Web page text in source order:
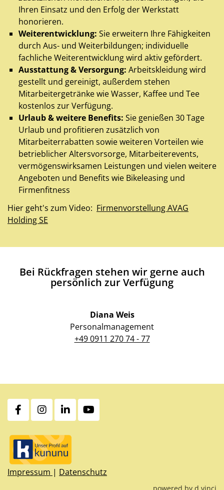
Ihren Einsatz und den Erfolg der Werkstatt
honorieren.
Weiterentwicklung: Sie erweitern Ihre Fähigkeiten
durch Aus- und Weiterbildungen; individuelle
fachliche Weiterentwicklung wird aktiv gefördert.
Ausstattung & Versorgung: Arbeitskleidung wird
gestellt und gereinigt, außerdem stehen
Mitarbeitergetränke wie Wasser, Kaffee und Tee
kostenlos zur Verfügung.
Urlaub & weitere Benefits: Sie genießen 30 Tage
Urlaub und profitieren zusätzlich von
Mitarbeiterrabatten sowie weiteren Vorteilen wie
betrieblicher Altersvorsorge, Mitarbeiterevents,
vermögenswirksamen Leistungen und vielen weitere
Angeboten und Benefits wie Bikeleasing und
Firmenfitness
Hier geht's zum Video: Firmenvorstellung AVAG
Holding SE
Bei Rückfragen stehen wir gerne auch
persönlich zur Verfügung
Diana Weis
Personalmanagement
+49 0911 270 74 - 77
Impressum | Datenschutz